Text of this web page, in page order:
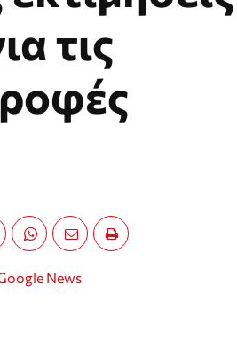
τις
News